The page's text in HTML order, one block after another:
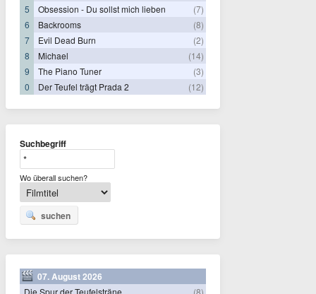
5
Obsession - Du sollst mich lieben
(7)
6
Backrooms
(8)
7
Evil Dead Burn
(2)
8
Michael
(14)
9
The Piano Tuner
(3)
0
Der Teufel trägt Prada 2 (12)
Suchbegriff
Wo überall suchen?
suchen
07. August 2026
Die Spur der Teufelsträne
(8)